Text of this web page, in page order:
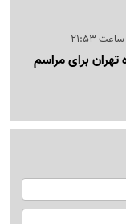
برای مراسم